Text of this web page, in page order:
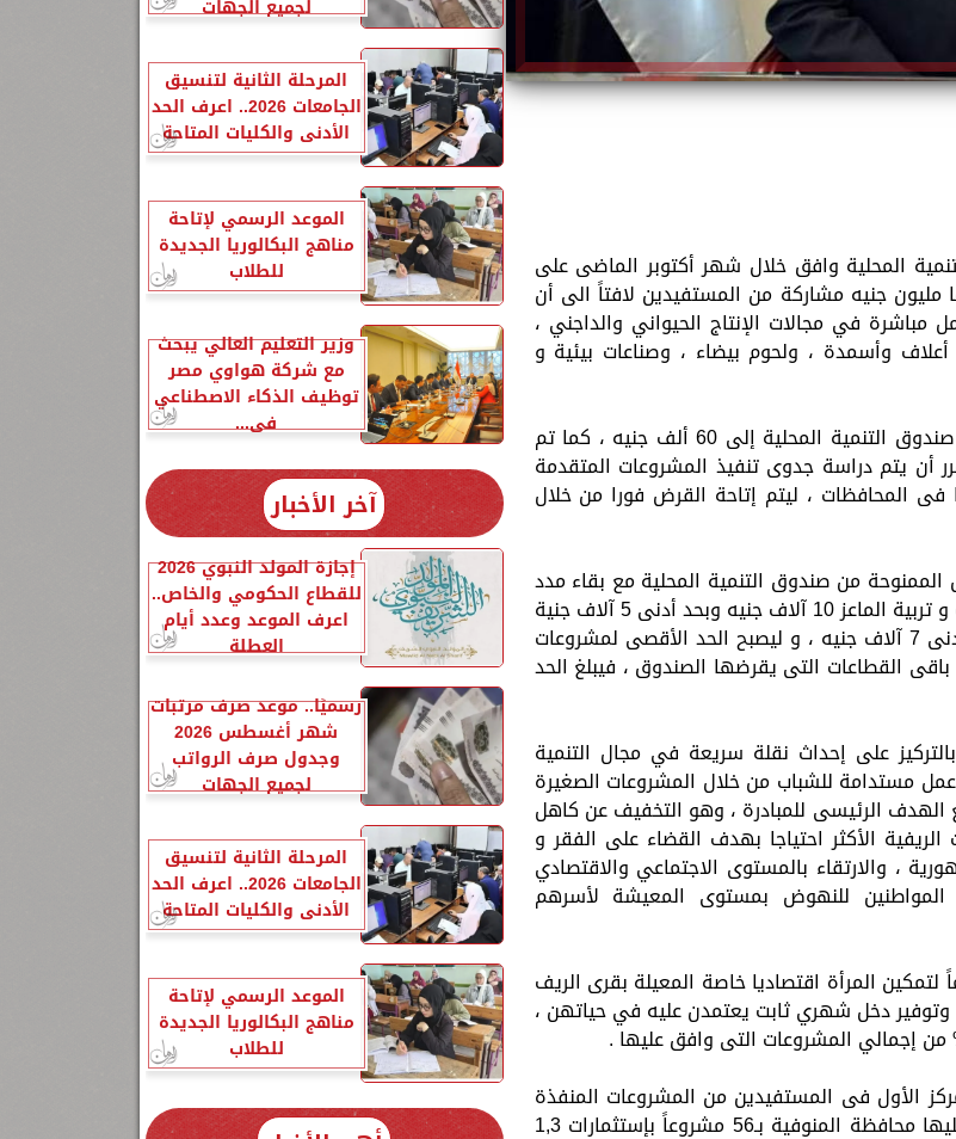
المحلية وافق خلال شهر أكتوبر الماضى على
6 ملايين جنيه ، منها مليون جنيه مشاركة من المستفيدين لافتاً الى أن
في مجالات الإنتاج الحيواني والداجني ،
وأسمدة ، ولحوم بيضاء ، وصناعات بيئية و
وأشار وزير التنمية المحلية الى رفع الحد الأقصى لقروض صندوق التنمية المحلية إلى 60 ألف جنيه ، كما تم
يتم دراسة جدوى تنفيذ المشروعات المتقدمة
المحافظات ، ليتم إتاحة القرض فورا من خلال
من صندوق التنمية المحلية مع بقاء مدد
سدادها كما هى ، ليكون الحد الاقصى للمشروعات المنزلية و تربية الماعز 10 آلاف جنيه وبحد أدنى 5 آلاف جنية
، و 15 ألف جنيه حد أقصى لمشروعات تربية الأغنام وحد أدنى 7 آلاف جنيه ، و ليصبح الحد الأقصى لمشروعات
وبحد أدنى 15 ألف جنية ، أما باقى القطاعات التى يقرضها الصندوق ، فيبلغ الحد
على إحداث نقلة سريعة في مجال التنمية
مستدامة للشباب من خلال المشروعات الصغيرة
الرئيسى للمبادرة ، وهو التخفيف عن كاهل
الأكثر احتياجا بهدف القضاء على الفقر و
، والارتقاء بالمستوى الاجتماعي والاقتصادي
للنهوض بمستوى المعيشة لأسرهم
المرأة اقتصاديا خاصة المعيلة بقرى الريف
وتوفير دخل شهري ثابت يعتمدن عليه في حياتهن ،
الأول فى المستفيدين من المشروعات المنفذة
بإجمالى 228 مشروع بإجمالى استثمارت 3 ملايين جنيه ، يليها محافظة المنوفية بـ56 مشروعاً بإستثمارات 1,3
لجميع الجهات
المرحلة الثانية لتنسيق
الجامعات 2026.. اعرف الحد
الأدنى والكليات المتاحة
الموعد الرسمي لإتاحة
مناهج البكالوريا الجديدة
للطلاب
وزير التعليم العالي يبحث
مع شركة هواوي مصر
توظيف الذكاء الاصطناعي
في...
آخر الأخبار
إجازة المولد النبوي 2026
للقطاع الحكومي والخاص..
اعرف الموعد وعدد أيام
العطلة
رسميًا.. موعد صرف مرتبات
شهر أغسطس 2026
وجدول صرف الرواتب
لجميع الجهات
المرحلة الثانية لتنسيق
الجامعات 2026.. اعرف الحد
الأدنى والكليات المتاحة
الموعد الرسمي لإتاحة
مناهج البكالوريا الجديدة
للطلاب